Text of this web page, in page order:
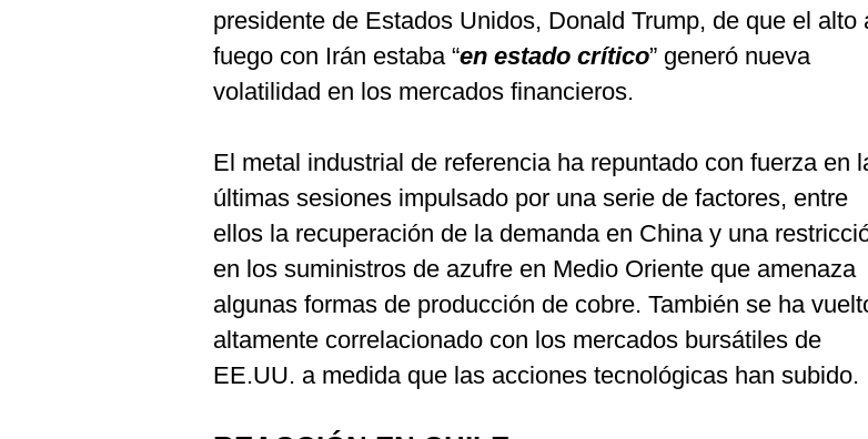
presidente de Estados Unidos, Donald Trump, de que el alto
fuego con Irán estaba “en estado crítico” generó nueva
volatilidad en los mercados financieros.
El metal industrial de referencia ha repuntado con fuerza en
últimas sesiones impulsado por una serie de factores, entre
ellos la recuperación de la demanda en China y una
en los suministros de azufre en Medio Oriente que amenaza
algunas formas de producción de cobre. También se ha
altamente correlacionado con los mercados bursátiles de
EE.UU. a medida que las acciones tecnológicas han subido.